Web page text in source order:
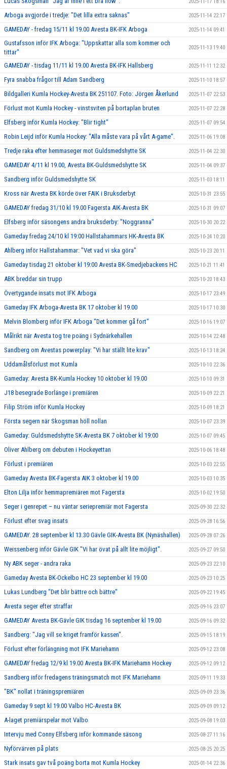
Arboga avgjorde i tredje: "Det lilla extra saknas" 2025-11-14 22:17
GAMEDAY - fredag 15/11 kl 19.00 Avesta BK-IFK Arboga 2025-11-14 09:41
Gustafsson inför IFK Arboga: "Uppskattar alla som kommer och
tittar"
2025-11-13 19:40
GAMEDAY - tisdag 11/11 kl 19.00 Avesta BK-IFK Hallsberg 2025-11-11 12:32
Fyra snabba frågor till Adam Sandberg 2025-11-10 18:57
Bildgalleri Kumla Hockey-Avesta BK 251107. Foto: Jörgen Åkerlund 2025-11-07 22:53
Förlust mot Kumla Hockey - vinstsviten på bortaplan bruten 2025-11-07 22:28
Elfsberg inför Kumla Hockey: "Blir tight" 2025-11-07 09:54
Robin Leijd inför Kumla Hockey: "Alla måste vara på vårt A-game". 2025-11-06 19:08
Tredje raka efter hemmaseger mot Guldsmedshytte SK 2025-11-04 22:30
GAMEDAY 4/11 kl 19.00, Avesta BK-Guldsmedshytte SK 2025-11-04 09:37
Sandberg inför Guldsmedshytte SK 2025-11-03 18:11
Kross när Avesta BK körde över FAIK i Bruksderbyt 2025-10-31 23:55
GAMEDAY fredag 31/10 kl 19.00 Fagersta AIK-Avesta BK 2025-10-31 09:07
Elfsberg inför säsongens andra bruksderby: "Noggranna" 2025-10-30 20:22
Gameday fredag 24/10 kl 19:00 Hallstahammars HK-Avesta BK 2025-10-24 10:20
Ahlberg inför Hallstahammar: "Vet vad vi ska göra" 2025-10-23 20:11
Gameday tisdag 21 oktober kl 19:00 Avesta BK-Smedjebackens HC 2025-10-21 11:41
ABK breddar sin trupp 2025-10-20 18:43
Övertygande insats mot IFK Arboga 2025-10-17 23:49
Gameday IFK Arboga-Avesta BK 17 oktober kl 19.00 2025-10-17 10:30
Melvin Blomberg inför IFK Arboga "Det kommer gå fort" 2025-10-16 19:07
Målrikt när Avesta tog tre poäng i Sydnärkehallen 2025-10-14 22:48
Sandberg om Avestas powerplay: "Vi har ställt lite krav" 2025-10-13 18:24
Uddamålsförlust mot Kumla 2025-10-10 22:36
Gameday: Avesta BK-Kumla Hockey 10 oktober kl 19.00 2025-10-10 09:31
J18 besegrade Borlänge i premiären 2025-10-09 22:21
Filip Ström inför Kumla Hockey 2025-10-09 18:21
Första segern när Skogsman höll nollan 2025-10-07 23:39
Gameday: Guldsmedshytte SK-Avesta BK 7 oktober kl 19:00 2025-10-07 09:45
Oliver Ahlberg om debuten i Hockeyettan 2025-10-06 18:48
Förlust i premiären 2025-10-03 22:55
Gameday Avesta BK-Fagersta AIK 3 oktober kl 19.00 2025-10-03 10:35
Elton Lilja inför hemmapremiären mot Fagersta 2025-10-02 19:50
Seger i genrepet – nu väntar seriepremiär mot Fagersta 2025-09-30 22:32
Förlust efter svag insats 2025-09-28 16:56
GAMEDAY. 28 september kl 13.30 Gävle GIK-Avesta BK (Nynäshallen) 2025-09-28 07:26
Weissenberg inför Gävle GIK "Vi har övat på allt lite möjligt". 2025-09-27 09:50
Ny ABK seger - andra raka 2025-09-23 22:10
Gameday Avesta BK-Ockelbo HC 23 september kl 19.00 2025-09-23 10:25
Lukas Lundberg "Det blir bättre och bättre" 2025-09-22 19:45
Avesta seger efter straffar 2025-09-16 23:07
GAMEDAY Avesta BK-Gävle GIK tisdag 16 september kl 19.00 2025-09-16 09:32
Sandberg: "Jag vill se kriget framför kassen". 2025-09-15 18:19
Förlust efter förlängning mot IFK Mariehamn 2025-09-12 23:08
GAMEDAY fredag 12/9 kl 19.00 Avesta BK-IFK Mariehamn Hockey 2025-09-12 09:12
Sandberg inför fredagens träningsmatch mot IFK Mariehamn 2025-09-11 19:33
"BK" nollat i träningspremiären 2025-09-09 23:36
Gameday 9 sept kl 19.00 Valbo HC-Avesta BK 2025-09-09 09:12
A-laget premiärspelar mot Valbo 2025-09-08 19:03
Intervju med Conny Elfsberg inför kommande säsong 2025-08-27 11:16
Nyförvärven på plats 2025-08-25 20:25
Stark insats gav två poäng borta mot Kumla Hockey 2025-01-14 22:36